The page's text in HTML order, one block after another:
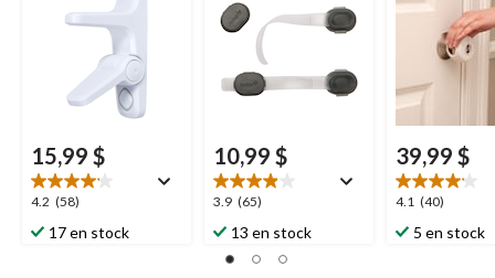
15,99 $
4.2 (58)
4.2
étoile(s)
sur
17 en stock
10,99 $
3.9 (65)
3.9
étoile(s)
sur
5.
13 en stock
39,99 $
4.1 (40)
4.1
étoile(s)
sur
5 en stock